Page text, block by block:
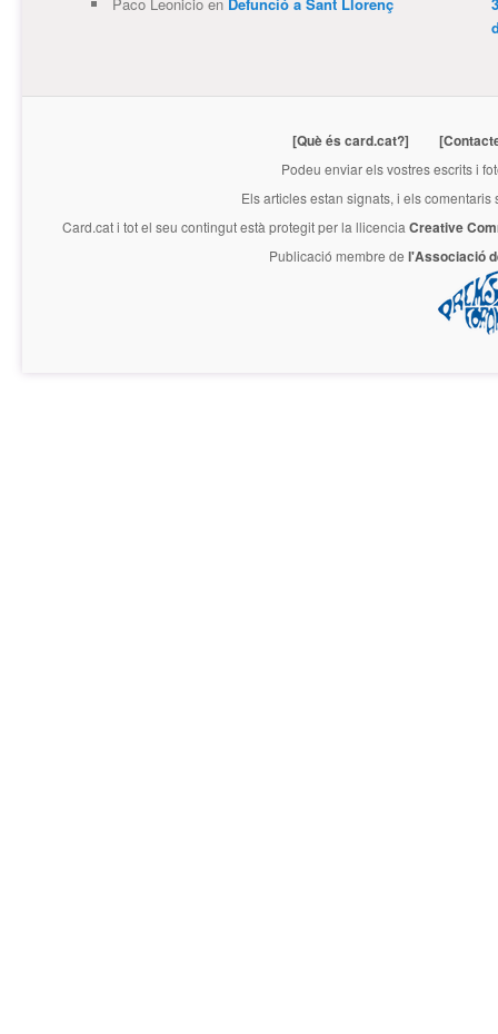
[Què és card.cat?]
Podeu enviar els vostres escrits i
Els articles estan signats, i els
Card.cati tot el seu contingut està protegit per la llicencia Creative
Publicació membre de l'Associació